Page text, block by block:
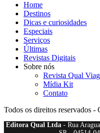
Home
Destinos
Dicas e curiosidades
Especiais
Serviços
Últimas
Revistas Digitais
Sobre nós
Revista Qual
Mídia Kit
Contato
Todos os direitos reservados -
Editora Qual Ltda- Rua